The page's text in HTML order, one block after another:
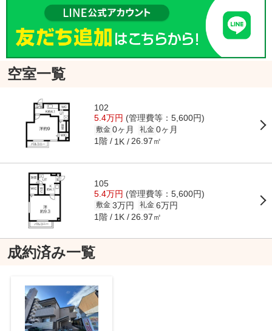
空室一覧
102
5.4万円 (管理費等：5,600円)
敷金 0ヶ月 礼金 0ヶ月
1階 1K 26.97㎡
105
5.4万円 (管理費等：5,600円)
敷金 3万円 礼金 6万円
1階 1K 26.97㎡
成約済み一覧